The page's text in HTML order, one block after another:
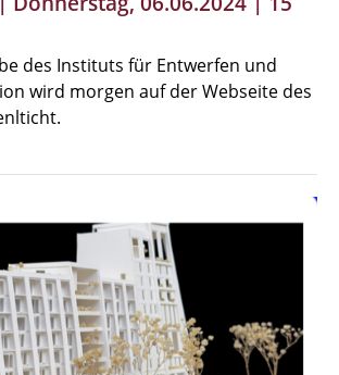
des Instituts für Entwerfen und
wird morgen auf der Webseite des